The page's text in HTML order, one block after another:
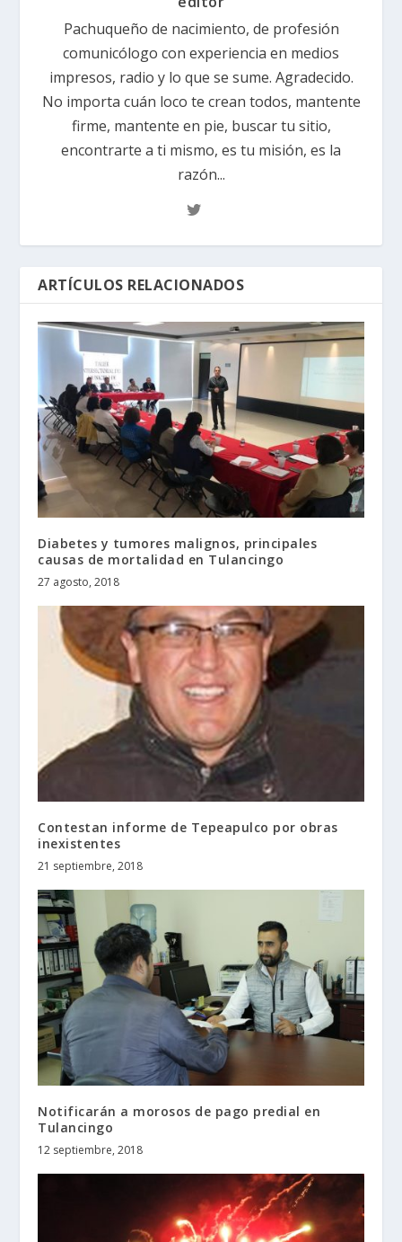
Pachuqueño de nacimiento, de profesión
comunicólogo con experiencia en medios
impresos, radio y lo que se sume. Agradecido.
No importa cuán loco te crean todos, mantente
firme, mantente en pie, buscar tu sitio,
encontrarte a ti mismo, es tu misión, es la
razón...
ARTÍCULOS RELACIONADOS
Diabetes y tumores malignos, principales
causas de mortalidad en Tulancingo
27 agosto, 2018
Contestan informe de Tepeapulco por obras
inexistentes
21 septiembre, 2018
Notificarán a morosos de pago predial en
Tulancingo
12 septiembre, 2018